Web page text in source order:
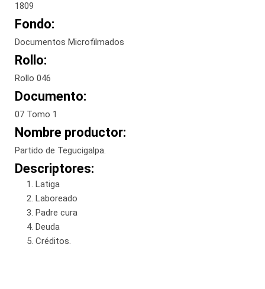
1809
Fondo:
Documentos Microfilmados
Rollo:
Rollo 046
Documento:
07 Tomo 1
Nombre productor:
Partido de Tegucigalpa.
Descriptores:
Latiga
Laboreado
Padre cura
Deuda
Créditos.